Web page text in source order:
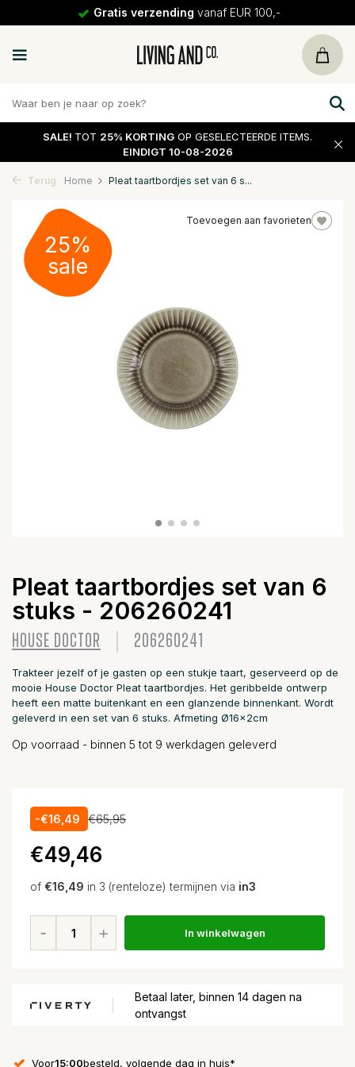
Gratis verzending vanaf EUR 100,-
SALE! TOT 25% KORTING OP GESELECTEERDE ITEMS.
EINDIGT 10-08-2026
Terug Home Pleat taartbordjes set van 6 s...
Toevoegen aan favorieten
25%
sale
Pleat taartbordjes set van 6
stuks - 206260241
HOUSE DOCTOR 206260241
Trakteer jezelf of je gasten op een stukje taart, geserveerd op de
mooie House Doctor Pleat taartbordjes. Het geribbelde ontwerp
heeft een matte buitenkant en een glanzende binnenkant. Wordt
geleverd in een set van 6 stuks. Afmeting Ø16x2cm
Op voorraad - binnen 5 tot 9 werkdagen geleverd
-€16,49 €65,95
€49,46
of €16,49 in 3 (renteloze) termijnen via in3
In winkelwagen
Betaal later, binnen 14 dagen na
ontvangst
Voor15:00besteld, volgende dag in huis*